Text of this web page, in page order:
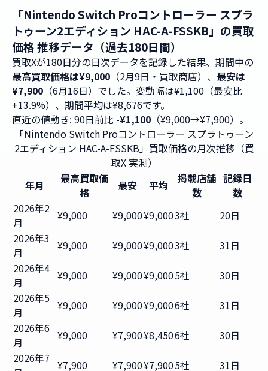
「Nintendo Switch Proコントローラー スプラ
トゥーン2エディション HAC-A-FSSKB」の買取
価格 推移データ（過去180日間）
買取Xが180日分の日次データを記録した結果、期間中の
最高買取価格は¥9,000 （2月9日・買取商店）、 最安は
¥7,900 （6月16日）でした。変動幅は¥1,100（最安比
+13.9%）、期間平均は¥8,676です。
直近の値動き: 90日前比 -¥1,100 （¥9,000→¥7,900）。
「Nintendo Switch Proコントローラー スプラトゥーン
2エディション HAC-A-FSSKB」買取価格の月次推移（買
取X 実測）
年月
最高買取価
格
最安 平均
掲載店舗
数
記録日
数
2026年2
月
¥9,000 ¥9,000¥9,0003社
20日
2026年3
月
¥9,000 ¥9,000¥9,0003社
31日
2026年4
月
¥9,000 ¥9,000¥9,0005社
30日
2026年5
月
¥9,000 ¥9,000¥9,0006社
31日
2026年6
月
¥9,000 ¥7,900¥8,4506社
30日
2026年7 ¥7,900 ¥7,900¥7,9005社 31日